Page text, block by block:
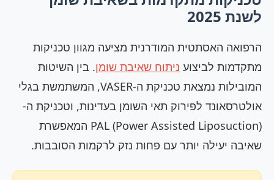
לשנת 2025
הרפואה האסתטית המודרנית מציעה מגוון טכניקות
מתקדמות לביצוע ניתוח שאיבת שומן. בין השיטות
המובילות נמצאת טכניקת ה-VASER, המשתמשת בגלי
אולטרסאונד לפירוק תאי השומן בעדינות, וטכניקת ה-
PAL (Power Assisted Liposuction) המאפשרת
שאיבה יעילה יותר עם פחות נזק לרקמות הסובבות.